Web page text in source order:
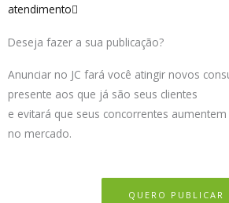
atendimento
Deseja fazer a sua publicação?
Anunciar no JC fará você atingir novos
presente aos que já são seus clientes
e evitará que seus concorrentes
no mercado.
QUERO PUBLICAR